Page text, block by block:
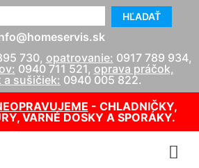
HĽADAŤ
730, opatrovanie: 0917 789 934,
0940 711 521, oprava práčok,
a sušičiek: 0940 005 822.
- CHLADNIČKY,
VARNÉ DOSKY A SPORÁKY.